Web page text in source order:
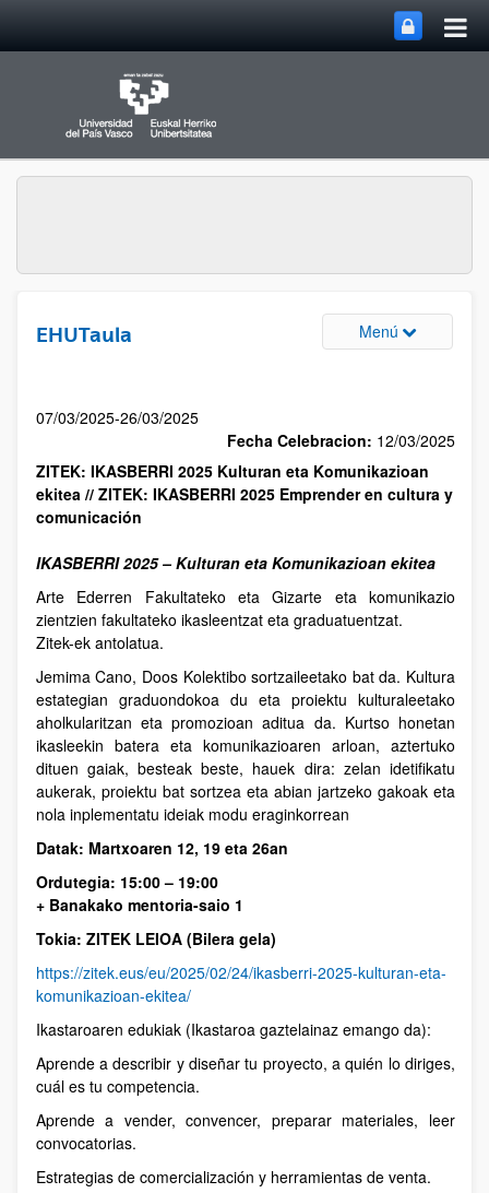
EHUTaula Menú
07/03/2025-26/03/2025
Fecha Celebracion: 12/03/2025
ZITEK: IKASBERRI 2025 Kulturan eta Komunikazioan
ekitea // ZITEK: IKASBERRI 2025 Emprender en cultura y
comunicación
IKASBERRI 2025 – Kulturan eta Komunikazioan ekitea
Arte Ederren Fakultateko eta Gizarte eta komunikazio
zientzien fakultateko ikasleentzat eta graduatuentzat.
Zitek-ek antolatua.
Jemima Cano, Doos Kolektibo sortzaileetako bat da. Kultura
estategian graduondokoa du eta proiektu kulturaleetako
aholkularitzan eta promozioan aditua da. Kurtso honetan
ikasleekin batera eta komunikazioaren arloan, aztertuko
dituen gaiak, besteak beste, hauek dira: zelan idetifikatu
aukerak, proiektu bat sortzea eta abian jartzeko gakoak eta
nola inplementatu ideiak modu eraginkorrean
Datak: Martxoaren 12, 19 eta 26an
Ordutegia: 15:00 – 19:00
+ Banakako mentoria-saio 1
Tokia: ZITEK LEIOA (Bilera gela)
https://zitek.eus/eu/2025/02/24/ikasberri-2025-kulturan-eta-
komunikazioan-ekitea/
Ikastaroaren edukiak (Ikastaroa gaztelainaz emango da):
Aprende a describir y diseñar tu proyecto, a quién lo diriges,
cuál es tu competencia.
Aprende a vender, convencer, preparar materiales, leer
convocatorias.
Estrategias de comercialización y herramientas de venta.